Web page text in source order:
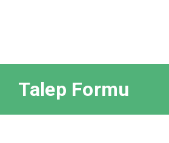
Talep Formu